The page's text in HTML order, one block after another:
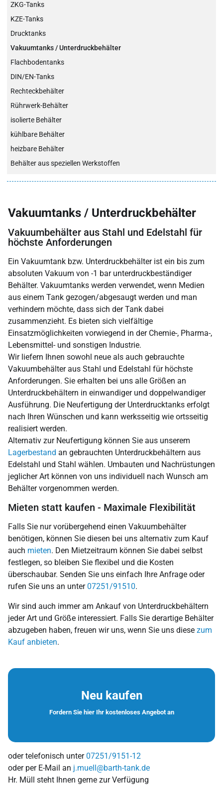
ZKG-Tanks
KZE-Tanks
Drucktanks
Vakuumtanks / Unterdruckbehälter
Flachbodentanks
DIN/EN-Tanks
Rechteckbehälter
Rührwerk-Behälter
isolierte Behälter
kühlbare Behälter
heizbare Behälter
Behälter aus speziellen Werkstoffen
Vakuumtanks / Unterdruckbehälter
Vakuumbehälter aus Stahl und Edelstahl für
höchste Anforderungen
Ein Vakuumtank bzw. Unterdruckbehälter ist ein bis zum
absoluten Vakuum von -1 bar unterdruckbeständiger
Behälter. Vakuumtanks werden verwendet, wenn Medien
aus einem Tank gezogen/abgesaugt werden und man
verhindern möchte, dass sich der Tank dabei
zusammenzieht. Es bieten sich vielfältige
Einsatzmöglichkeiten vorwiegend in der Chemie-, Pharma-,
Lebensmittel- und sonstigen Industrie.
Wir liefern Ihnen sowohl neue als auch gebrauchte
Vakuumbehälter aus Stahl und Edelstahl für höchste
Anforderungen. Sie erhalten bei uns alle Größen an
Unterdruckbehältern in einwandiger und doppelwandiger
Ausführung. Die Neufertigung der Unterdrucktanks erfolgt
nach Ihren Wünschen und kann werksseitig wie ortsseitig
realisiert werden.
Alternativ zur Neufertigung können Sie aus unserem
Lagerbestand an gebrauchten Unterdruckbehältern aus
Edelstahl und Stahl wählen. Umbauten und Nachrüstungen
jeglicher Art können von uns individuell nach Wunsch am
Behälter vorgenommen werden.
Mieten statt kaufen - Maximale Flexibilität
Falls Sie nur vorübergehend einen Vakuumbehälter
benötigen, können Sie diesen bei uns alternativ zum Kauf
auch mieten. Den Mietzeitraum können Sie dabei selbst
festlegen, so bleiben Sie flexibel und die Kosten
überschaubar. Senden Sie uns einfach Ihre Anfrage oder
rufen Sie uns an unter 07251/91510.
Wir sind auch immer am Ankauf von Unterdruckbehältern
jeder Art und Größe interessiert. Falls Sie derartige Behälter
abzugeben haben, freuen wir uns, wenn Sie uns diese zum
Kauf anbieten.
Neu kaufen
Fordern Sie hier Ihr kostenloses Angebot an
oder telefonisch unter 07251/9151-12
oder per E-Mail an j.muell@barth-tank.de
Hr. Müll steht Ihnen gerne zur Verfügung